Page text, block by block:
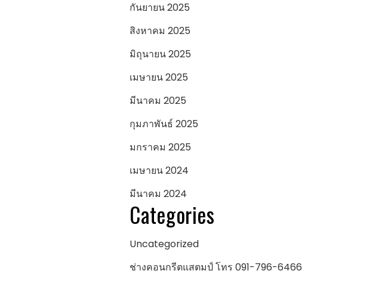
กันยายน 2025
สิงหาคม 2025
มิถุนายน 2025
เมษายน 2025
มีนาคม 2025
กุมภาพันธ์ 2025
มกราคม 2025
เมษายน 2024
มีนาคม 2024
Categories
Uncategorized
ช่างคอนกรีตแสตมป์ โทร 091-796-6466